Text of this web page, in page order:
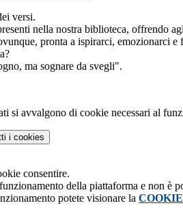
versi.
nella nostra biblioteca, offrendo
pronta a ispirarci, emozionarci
ma sognare da svegli".
si avvalgono di cookie necessari al
i cookies
consentire.
della piattaforma e non è
potete visionare la